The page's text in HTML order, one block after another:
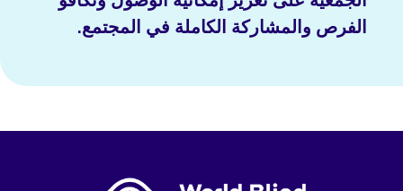
الفرص والمشاركة الكاملة في المجتمع.